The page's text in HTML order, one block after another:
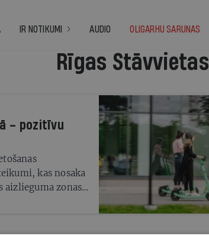
IR NOTIKUMI AUDIO OLIGARHU SARUNAS
Rīgas Stāvvietas
– pozitīvu
kas nosaka
aizlieguma zonas,